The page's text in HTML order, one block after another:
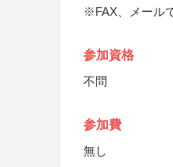
※FAX、メール
参加資格
不問
参加費
無し